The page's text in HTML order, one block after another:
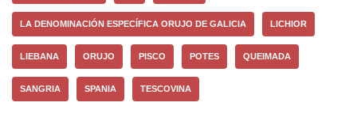
LA DENOMINACIÓN ESPECÍFICA ORUJO DE GALICIA LICHIOR
LIEBANA ORUJO PISCO POTES QUEIMADA
SANGRIA SPANIA TESCOVINA